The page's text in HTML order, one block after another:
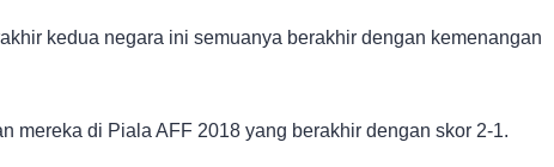
kedua negara ini semuanya berakhir dengan kemenangan
mereka di Piala AFF 2018 yang berakhir dengan skor 2-1.